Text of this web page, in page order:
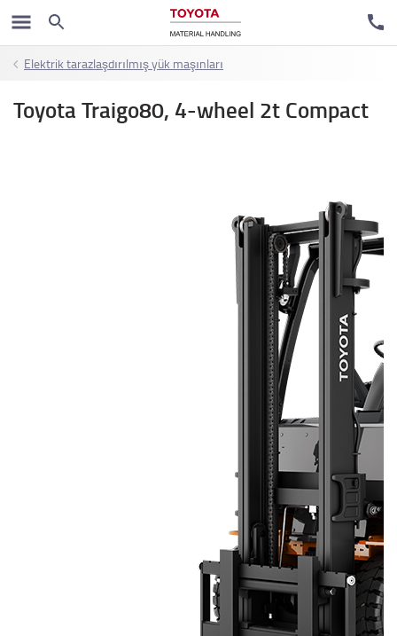
Elektrik tarazlaşdırılmış yük maşınları
Toyota Traigo80, 4-wheel 2t Compact